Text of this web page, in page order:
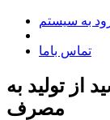
به سیستم
تماس باما
از تولید به
مصرف